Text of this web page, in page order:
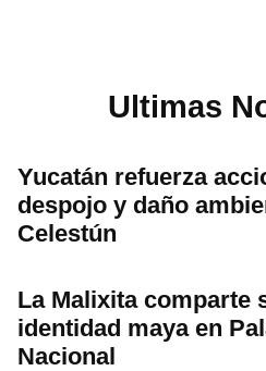
Ultimas
Yucatán refuerza
despojo y daño
Celestún
La Malixita comparte
identidad maya en
Nacional